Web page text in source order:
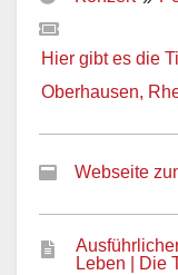
Hier gibt es die
Oberhausen,
Webseite
Leben | Die